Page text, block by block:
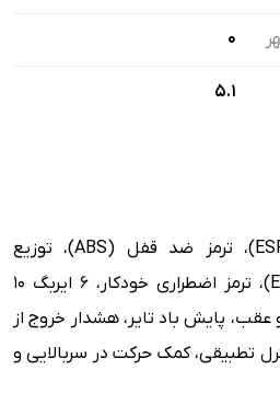
0
5.1
سیستم کنترل پایداری (ESP)، ترمز ضد قفل (ABS)، توزیع
الکترونیکی نیروی ترمز (EBD)، ترمز اضطراری خودکار، 6 ایربگ 10
پایش باد تایر، هشدار خروج از
تطبیقی، کمک حرکت در سربالایی و